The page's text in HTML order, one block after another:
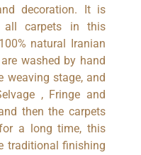
decoration. It is
all carpets in this
natural Iranian
washed by hand
weaving stage, and
, Fringe and
then the carpets
a long time, this
traditional finishing